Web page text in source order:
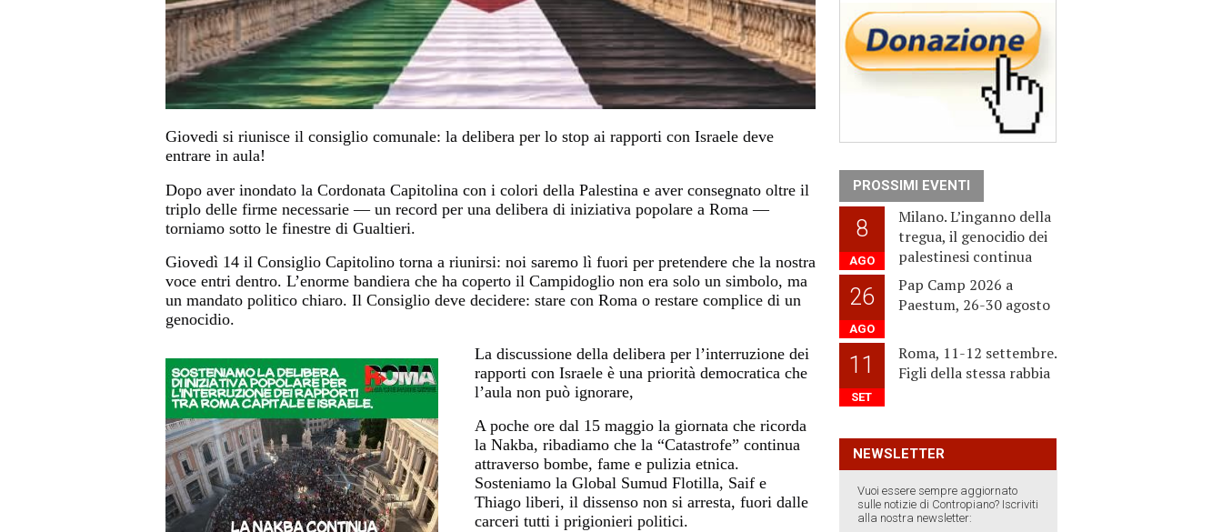
Giovedi si riunisce il consiglio comunale: la delibera per lo stop ai rapporti con Israele deve
entrare in aula!
Dopo aver inondato la Cordonata Capitolina con i colori della Palestina e aver consegnato oltre il
triplo delle firme necessarie — un record per una delibera di iniziativa popolare a Roma —
torniamo sotto le finestre di Gualtieri.
Giovedì 14 il Consiglio Capitolino torna a riunirsi: noi saremo lì fuori per pretendere che la nostra
voce entri dentro. L’enorme bandiera che ha coperto il Campidoglio non era solo un simbolo, ma
un mandato politico chiaro. Il Consiglio deve decidere: stare con Roma o restare complice di un
genocidio.
La discussione della delibera per l’interruzione dei
rapporti con Israele è una priorità democratica che
l’aula non può ignorare,
A poche ore dal 15 maggio la giornata che ricorda
la Nakba, ribadiamo che la “Catastrofe” continua
attraverso bombe, fame e pulizia etnica.
Sosteniamo la Global Sumud Flotilla, Saif e
Thiago liberi, il dissenso non si arresta, fuori dalle
carceri tutti i prigionieri politici.
PROSSIMI EVENTI
8
AGO
Milano. L’inganno della
tregua, il genocidio dei
palestinesi continua
26
AGO
Pap Camp 2026 a
Paestum, 26-30 agosto
11
SET
Roma, 11-12 settembre.
Figli della stessa rabbia
NEWSLETTER
Vuoi essere sempre aggiornato
sulle notizie di Contropiano? Iscriviti
alla nostra newsletter: